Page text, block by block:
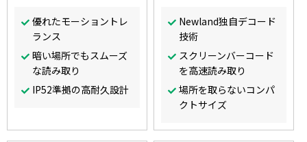
優れたモーショントレ
ランス
暗い場所でもスムーズ
な読み取り
IP52準拠の高耐久設計
Newland独自デコード
技術
スクリーンバーコード
を高速読み取り
場所を取らないコンパ
クトサイズ